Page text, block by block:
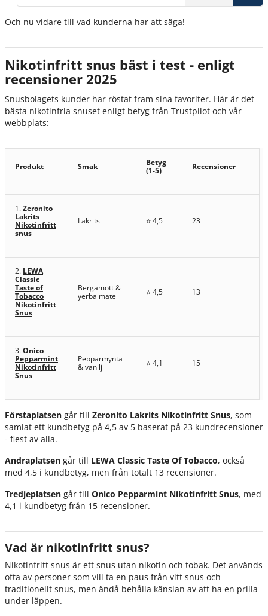
Och nu vidare till vad kunderna har att säga!
Nikotinfritt snus bäst i test - enligt
recensioner 2025
Snusbolagets kunder har röstat fram sina favoriter. Här är det
bästa nikotinfria snuset enligt betyg från Trustpilot och vår
webbplats:
Produkt Smak
Betyg
(1-5)
Recensioner
1.Zeronito
Lakrits
Nikotinfritt
snus
Lakrits ⭐ 4,5 23
2. LEWA
Classic
Taste of
Tobacco
Nikotinfritt
Snus
Bergamott &
yerba mate
⭐ 4,5 13
3.Onico
Pepparmint
Nikotinfritt
Snus
Pepparmynta
& vanilj
⭐ 4,1 15
Förstaplatsen går till Zeronito Lakrits Nikotinfritt Snus, som
samlat ett kundbetyg på 4,5 av 5 baserat på 23 kundrecensioner
- flest av alla.
Andraplatsen går till LEWA Classic Taste Of Tobacco, också
med 4,5 i kundbetyg, men från totalt 13 recensioner.
Tredjeplatsen går till Onico Pepparmint Nikotinfritt Snus, med
4,1 i kundbetyg från 15 recensioner.
Vad är nikotinfritt snus?
Nikotinfritt snus är ett snus utan nikotin och tobak. Det används
ofta av personer som vill ta en paus från vitt snus och
traditionellt snus, men ändå behålla känslan av att ha en prilla
under läppen.